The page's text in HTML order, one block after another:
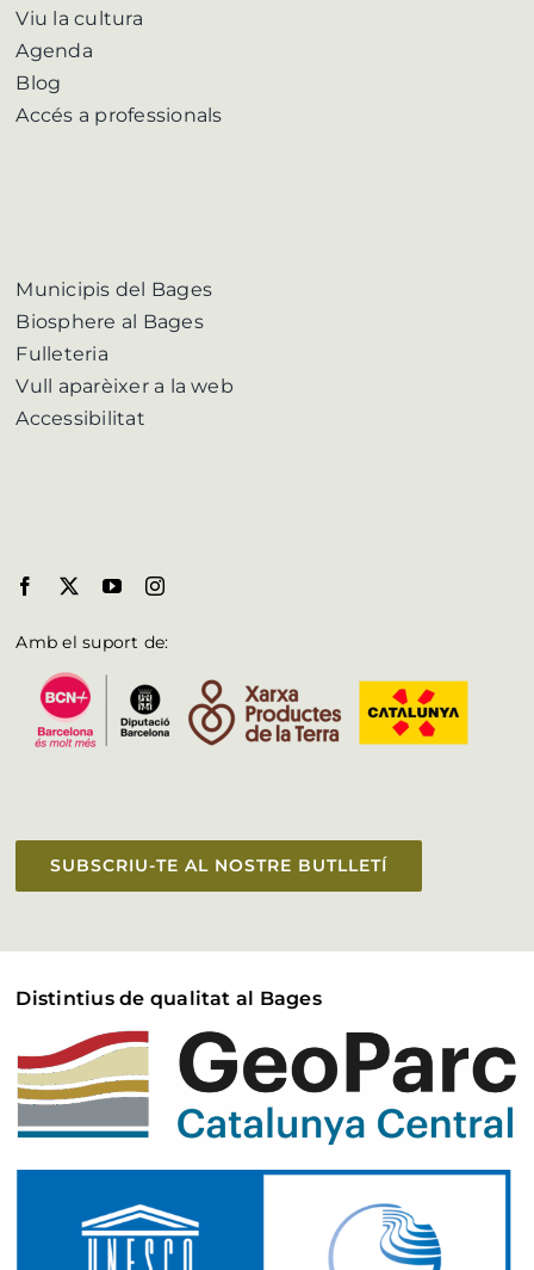
Viu la cultura
Agenda
Blog
Accés a professionals
Municipis del Bages
Biosphere al Bages
Fulleteria
Vull aparèixer a la web
Accessibilitat
Amb el suport de:
SUBSCRIU-TE AL NOSTRE BUTLLETÍ
Distintius de qualitat al Bages